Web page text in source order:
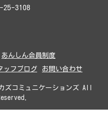
25-3108
あんしん会員制度
ッフブログ お問い合わせ
コミュニケーションズ All